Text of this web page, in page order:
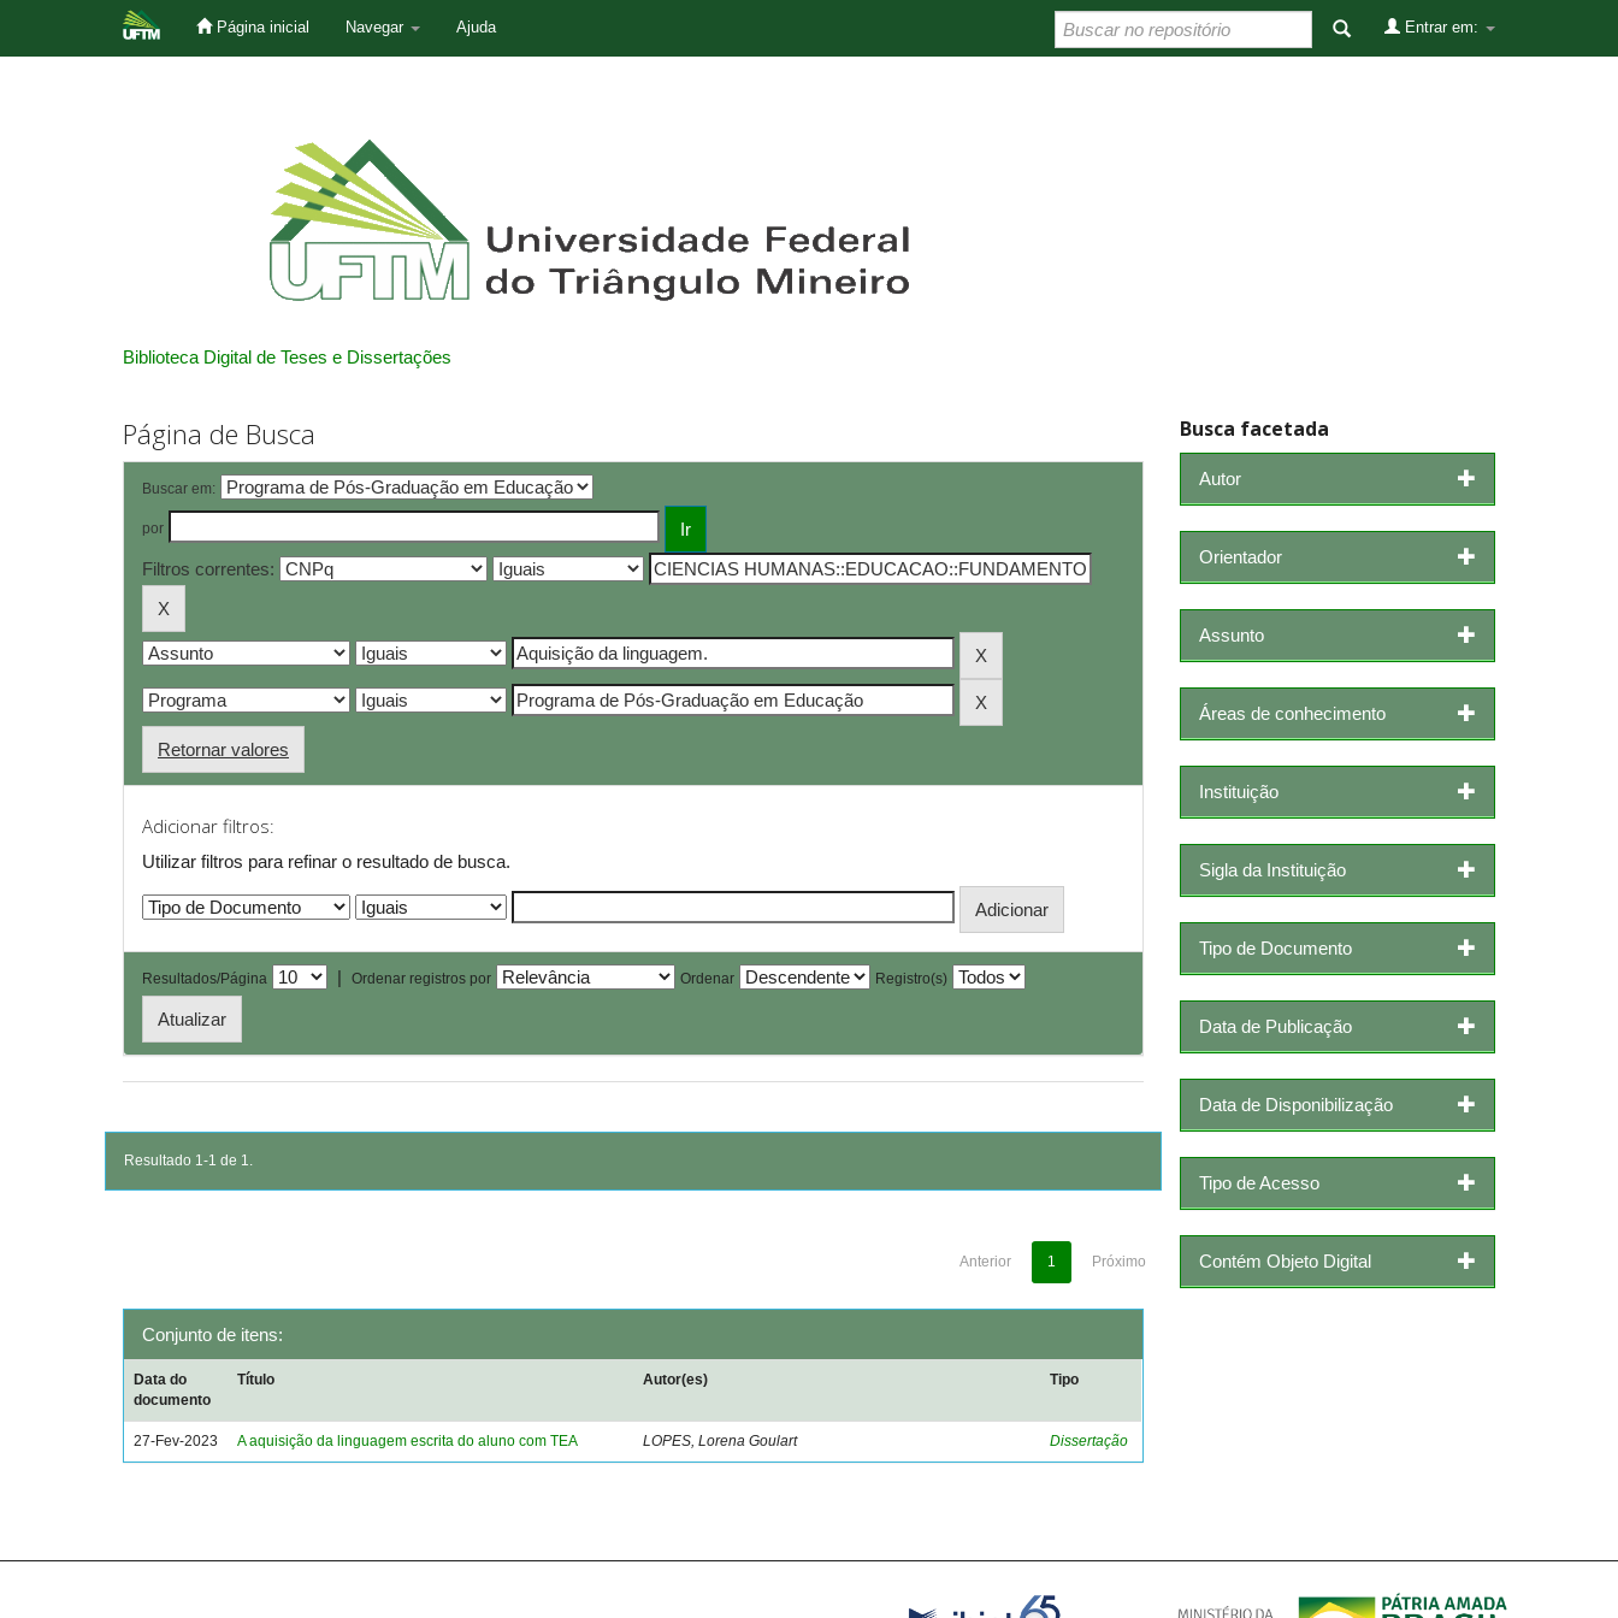
Página inicial Navegar Ajuda Entrar em:
Biblioteca Digital de Teses e Dissertações
Página de Busca
Buscar em:
por
Filtros correntes:
Retornar valores
Adicionar filtros:
Utilizar filtros para refinar o resultado de busca.
Resultados/Página | Ordenar registros por Ordenar Registro(s)
Resultado 1-1 de 1.
Anterior 1 Próximo
Conjunto de itens:
Data do
documento
Título Autor(es) Tipo
27-Fev-2023 A aquisição da linguagem escrita do aluno com TEA LOPES, Lorena Goulart Dissertação
Busca facetada
Autor
Orientador
Assunto
Áreas de conhecimento
Instituição
Sigla da Instituição
Tipo de Documento
Data de Publicação
Data de Disponibilização
Tipo de Acesso
Contém Objeto Digital